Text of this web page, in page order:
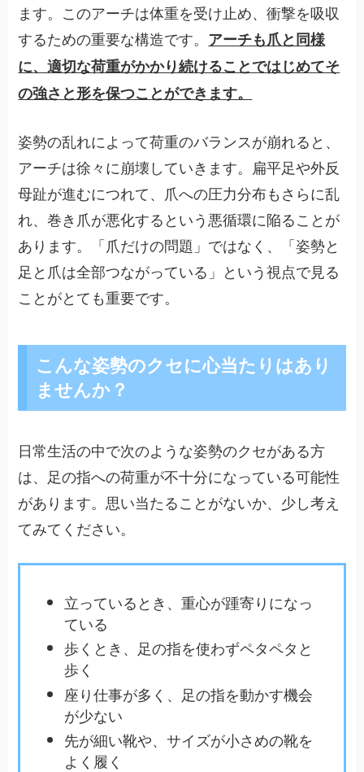
ます。このアーチは体重を受け止め、衝撃を吸収
するための重要な構造です。 アーチも爪と同様
に、適切な荷重がかかり続けることではじめてそ
の強さと形を保つことができます。
姿勢の乱れによって荷重のバランスが崩れると、
アーチは徐々に崩壊していきます。扁平足や外反
母趾が進むにつれて、爪への圧力分布もさらに乱
れ、巻き爪が悪化するという悪循環に陥ることが
あります。「爪だけの問題」ではなく、「姿勢と
足と爪は全部つながっている」という視点で見る
ことがとても重要です。
こんな姿勢のクセに心当たりはあり
ませんか？
日常生活の中で次のような姿勢のクセがある方
は、足の指への荷重が不十分になっている可能性
があります。思い当たることがないか、少し考え
てみてください。
立っているとき、重心が踵寄りになっ
ている
歩くとき、足の指を使わずペタペタと
歩く
座り仕事が多く、足の指を動かす機会
が少ない
先が細い靴や、サイズが小さめの靴を
よく履く